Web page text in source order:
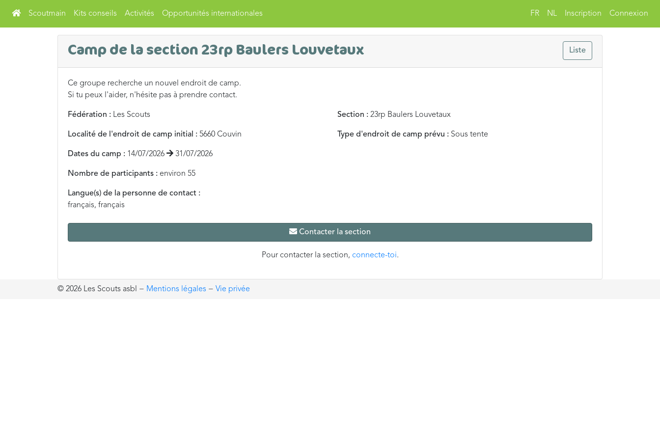
Scoutmain Kits conseils Activités Opportunités internationales FR NL Inscription Connexion
Liste
Camp de la section 23rp Baulers Louvetaux
Ce groupe recherche un nouvel endroit de camp.
Si tu peux l'aider, n'hésite pas à prendre contact.
Fédération : Les Scouts Section : 23rp Baulers Louvetaux
Localité de l'endroit de camp initial : 5660 Couvin Type d'endroit de camp prévu : Sous tente
Dates du camp : 14/07/2026 31/07/2026
Nombre de participants : environ 55
Langue(s) de la personne de contact :
français, français
Contacter la section
Pour contacter la section, connecte-toi.
© 2026 Les Scouts asbl − Mentions légales − Vie privée